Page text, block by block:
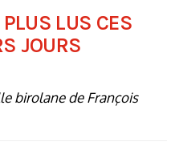
LUS CES
JOURS
birolane de François